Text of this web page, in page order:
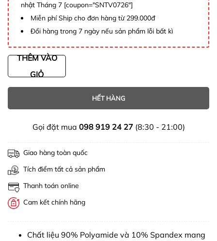
nhật Tháng 7 [coupon="SNTV0726"]
Miễn phí Ship cho đơn hàng từ 299.000đ
Đổi hàng trong 7 ngày nếu sản phẩm lỗi bất kì
THÊM VÀO
GIỎ
HẾT HÀNG
Gọi đặt mua 098 919 24 27(8:30 - 21:00)
Giao hàng toàn quốc
Tích điểm tất cả sản phẩm
Thanh toán online
Cam kết chính hãng
Chất liệu 90% Polyamide và 10% Spandex mang